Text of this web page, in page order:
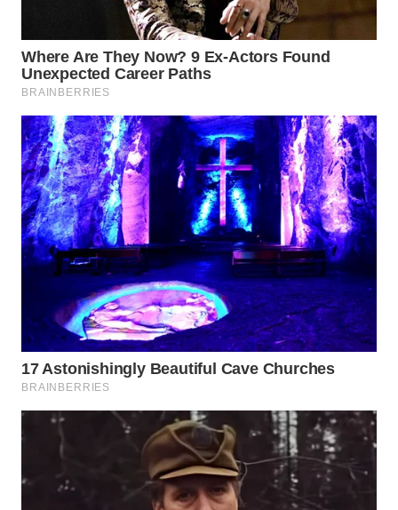
WN
PAKPAK
KARAWANG
WN
BEKASI
WN
BOGOR
WN
DEPOK
WN
TAPANULI
UTARA
WN
SAMOSIR